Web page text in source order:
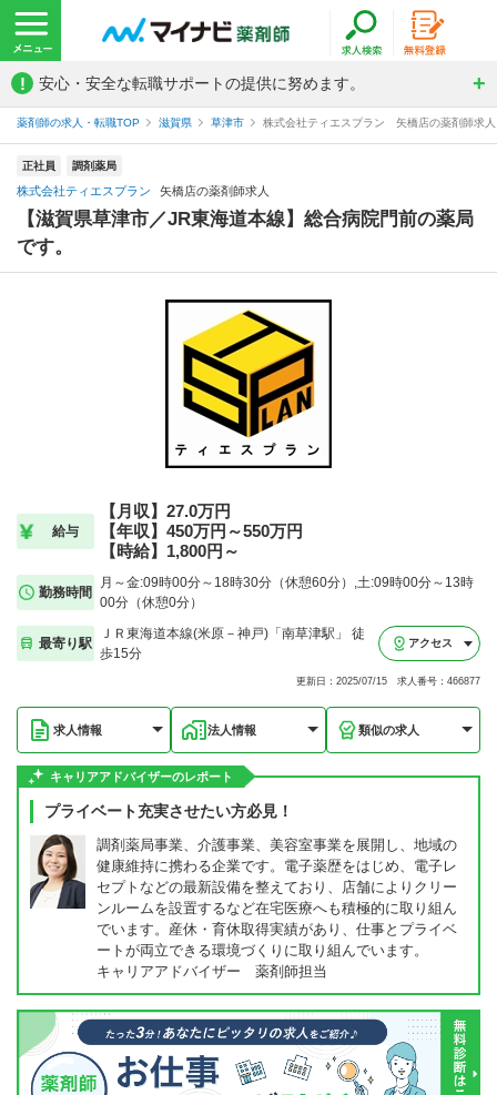
! 安心・安全な転職サポートの提供に努めます。
薬剤師の求人・転職TOP 滋賀県 草津市 株式会社ティエスプラン 矢橋店の薬剤師求人
正社員 調剤薬局
株式会社ティエスプラン 矢橋店の薬剤師求人
【滋賀県草津市／JR東海道本線】総合病院門前の薬局
です。
給与
【月収】27.0万円
【年収】450万円～550万円
【時給】1,800円～
勤務時間
月～金:09時00分～18時30分（休憩60分）,土:09時00分～13時
00分（休憩0分）
最寄り駅
ＪＲ東海道本線(米原－神戸)「南草津駅」 徒
歩15分
アクセス
更新日：2025/07/15 求人番号：466877
求人情報 法人情報 類似の求人
キャリアアドバイザーのレポート
プライベート充実させたい方必見！
調剤薬局事業、介護事業、美容室事業を展開し、地域の
健康維持に携わる企業です。電子薬歴をはじめ、電子レ
セプトなどの最新設備を整えており、店舗によりクリー
ンルームを設置するなど在宅医療へも積極的に取り組ん
でいます。産休・育休取得実績があり、仕事とプライベ
ートが両立できる環境づくりに取り組んでいます。
キャリアアドバイザー 薬剤師担当